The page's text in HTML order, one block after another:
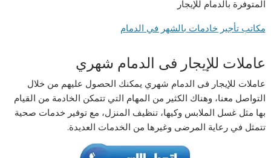
المتوفرة بالدمام للإيجار
مكاتب تأجير خادمات بالشهر في الدمام
عاملات للإيجار فى الدمام شهري
عاملات للإيجار فى الدمام شهري يمكنك الحصول عليهم من خلال
التواصل معنا، وهناك الكثير من المهام التي تتمكن الخادمة من القيام
بها مثل غسل الملابس وكيها، تنظيف المنزل، مع توفير خدمات صحية
تتمثل في رعاية المرضى وغيرها من الخدمات العديدة.